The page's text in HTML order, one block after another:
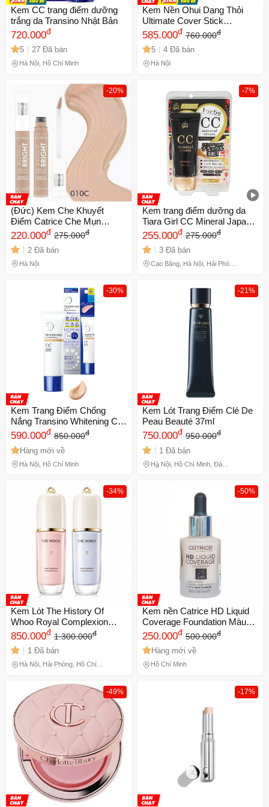
Kem CC trang điểm dưỡng
trắng da Transino Nhật Bản
720.000đ
5 27 Đã bán
Hà Nội, Hồ Chí Minh
Kem Nền Ohui Dạng Thỏi
Ultimate Cover Stick
Foundation 15g - Che Khuyết
Điểm Tối Ưu, Dễ Dàng Sử
Dụng, Phù Hợp Mọi Loại Da
585.000đ 760.000đ
5 4 Đã bán
Hà Nội
-20%
(Đức) Kem Che Khuyết
Điểm Catrice Che Mụn
Quầng Thâm Hiệu Quả Màu
Tự Nhiên
220.000đ 275.000đ
2 Đã bán
Hà Nội
-7%
Kem trang điểm dưỡng da
Tiara Girl CC Mineral Japan
50g
255.000đ 275.000đ
3 Đã bán
Cao Bằng, Hà Nội, Hải Phòng,
-30%
Kem Trang Điểm Chống
Nắng Transino Whitening CC
Cream SPF50+ PA++++
tone tự nhiên 749438
590.000đ 850.000đ
Hàng mới về
Hà Nội, Hồ Chí Minh
-21%
Kem Lót Trang Điểm Clé De
Peau Beauté 37ml
750.000đ 950.000đ
1 Đã bán
Hà Nội, Hồ Chí Minh, Đà
-34%
Kem Lót The History Of
Whoo Royal Complexion
Essential Base 30ml
850.000đ 1.300.000đ
1 Đã bán
Hà Nội, Hải Phòng, Hồ Chí
-50%
Kem nền Catrice HD Liquid
Coverage Foundation Màu
040 - Che phủ hoàn hảo, lớp
nền mỏng nhẹ, giữ màu 24h,
chống nắng SPF 25
250.000đ 500.000đ
Hàng mới về
Hồ Chí Minh
-49% -17%